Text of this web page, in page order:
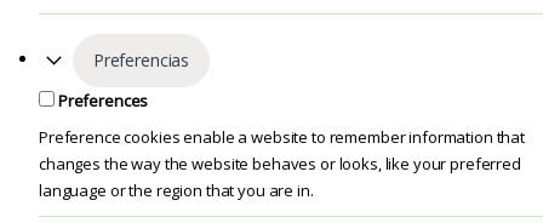
Preferencias
Preferences
Preference cookies enable a website to remember information that
changes the way the website behaves or looks, like your preferred
language or the region that you are in.